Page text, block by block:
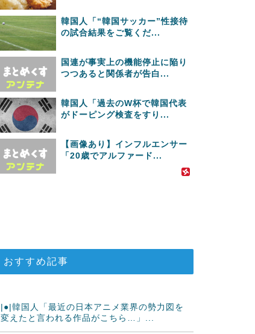
韓国人「“韓国サッカー”性接待
の試合結果をご覧くだ...
国連が事実上の機能停止に陥り
つつあると関係者が告白...
韓国人「過去のW杯で韓国代表
がドーピング検査をすり...
【画像あり】インフルエンサー
「20歳でアルファード...
おすすめ記事
|●|韓国人「最近の日本アニメ業界の勢力図を
変えたと言われる作品がこちら…」...